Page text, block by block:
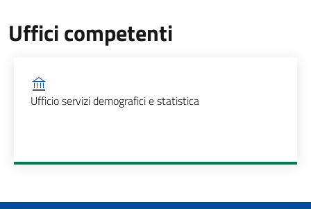
Uffici competenti
Ufficio competente
Ufficio servizi demografici e statistica